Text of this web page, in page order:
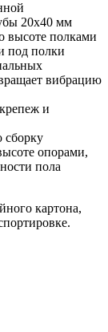
20х40 мм
высоте полками
под полки
вибрацию
и
сборку
опорами,
пола
картона,